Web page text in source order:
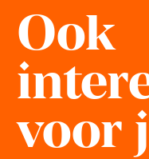
Ook
voor